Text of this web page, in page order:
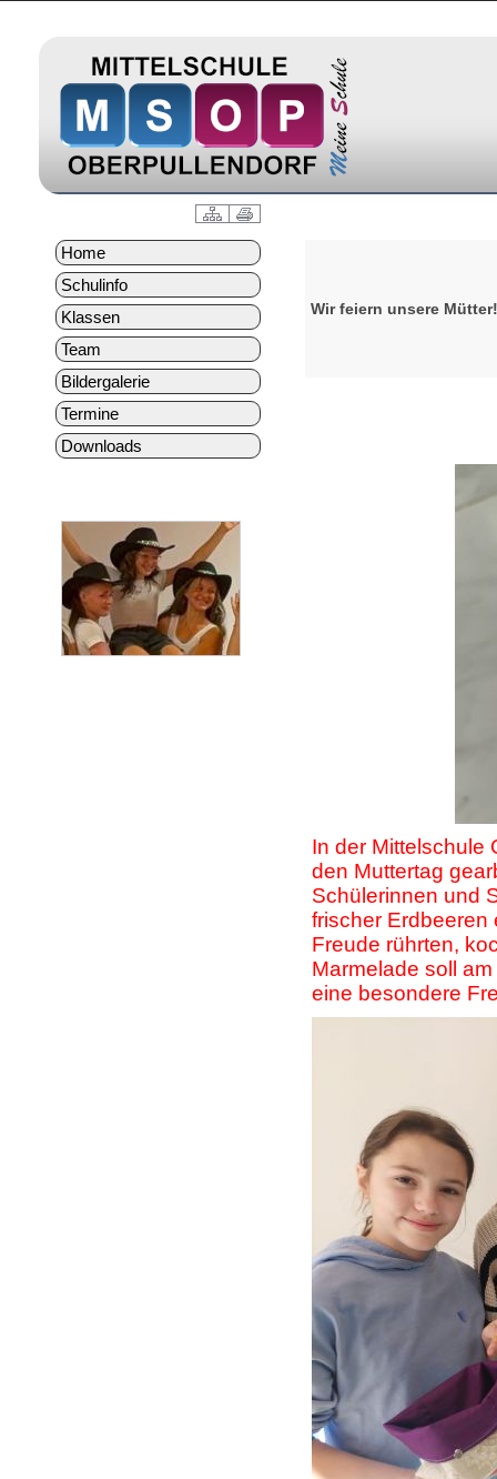
Home
Schulinfo
Klassen
Team
Bildergalerie
Termine
Downloads
Wir feiern unsere Mütter!
In der Mittelschule
den Muttertag
Schülerinnen und
frischer Erdbeeren
Freude rührten,
Marmelade soll
eine besondere